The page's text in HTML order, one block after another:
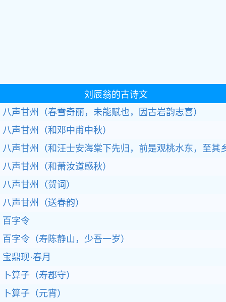
刘辰翁的古诗文
八声甘州（春雪奇丽，未能赋也，因古岩韵志喜）
八声甘州（和邓中甫中秋）
八声甘州（和汪士安海棠下先归，前是观桃水东，至其
八声甘州（和萧汝道感秋）
八声甘州（贺词）
八声甘州（送春韵）
百字令
百字令（寿陈静山，少吾一岁）
宝鼎现·春月
卜算子（寿郡守）
卜算子（元宵）